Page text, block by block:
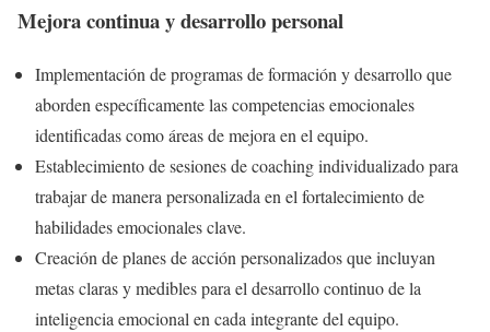
Mejora continua y desarrollo personal
Implementación de programas de formación y desarrollo que
aborden específicamente las competencias emocionales
identificadas como áreas de mejora en el equipo.
Establecimiento de sesiones de coaching individualizado para
trabajar de manera personalizada en el fortalecimiento de
habilidades emocionales clave.
Creación de planes de acción personalizados que incluyan
metas claras y medibles para el desarrollo continuo de la
inteligencia emocional en cada integrante del equipo.